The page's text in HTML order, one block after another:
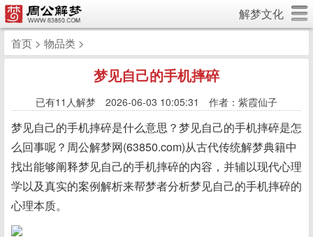
解梦文化
首页 > 物品类 >
梦见自己的手机摔碎
已有11人解梦 2026-06-03 10:05:31 作者：紫霞仙子
梦见自己的手机摔碎是什么意思？梦见自己的手机摔碎是怎
么回事呢？周公解梦网(63850.com)从古代传统解梦典籍中
找出能够阐释梦见自己的手机摔碎的内容，并辅以现代心理
学以及真实的案例解析来帮梦者分析梦见自己的手机摔碎的
心理本质。